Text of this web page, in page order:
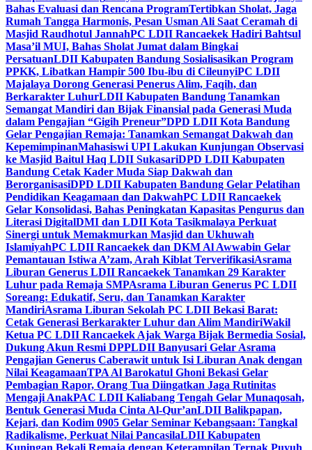
Bahas Evaluasi dan Rencana ProgramTertibkan Sholat, Jaga
Rumah Tangga Harmonis, Pesan Usman Ali Saat Ceramah di
Masjid Raudhotul JannahPC LDII Rancaekek Hadiri Bahtsul
Masa’il MUI, Bahas Sholat Jumat dalam Bingkai
PersatuanLDII Kabupaten Bandung Sosialisasikan Program
PPKK, Libatkan Hampir 500 Ibu-ibu di CileunyiPC LDII
Majalaya Dorong Generasi Penerus Alim, Faqih, dan
Berkarakter LuhurLDII Kabupaten Bandung Tanamkan
Semangat Mandiri dan Bijak Finansial pada Generasi Muda
dalam Pengajian “Gigih Preneur”DPD LDII Kota Bandung
Gelar Pengajian Remaja: Tanamkan Semangat Dakwah dan
KepemimpinanMahasiswi UPI Lakukan Kunjungan Observasi
ke Masjid Baitul Haq LDII SukasariDPD LDII Kabupaten
Bandung Cetak Kader Muda Siap Dakwah dan
BerorganisasiDPD LDII Kabupaten Bandung Gelar Pelatihan
Pendidikan Keagamaan dan DakwahPC LDII Rancaekek
Gelar Konsolidasi, Bahas Peningkatan Kapasitas Pengurus dan
Literasi DigitalDMI dan LDII Kota Tasikmalaya Perkuat
Sinergi untuk Memakmurkan Masjid dan Ukhuwah
IslamiyahPC LDII Rancaekek dan DKM Al Awwabin Gelar
Pemantauan Istiwa A’zam, Arah Kiblat TerverifikasiAsrama
Liburan Generus LDII Rancaekek Tanamkan 29 Karakter
Luhur pada Remaja SMPAsrama Liburan Generus PC LDII
Soreang: Edukatif, Seru, dan Tanamkan Karakter
MandiriAsrama Liburan Sekolah PC LDII Bekasi Barat:
Cetak Generasi Berkarakter Luhur dan Alim MandiriWakil
Ketua PC LDII Rancaekek Ajak Warga Bijak Bermedia Sosial,
Dukung Akun Resmi DPPLDII Banyusari Gelar Asrama
Pengajian Generus Caberawit untuk Isi Liburan Anak dengan
Nilai KeagamaanTPA Al Barokatul Ghoni Bekasi Gelar
Pembagian Rapor, Orang Tua Diingatkan Jaga Rutinitas
Mengaji AnakPAC LDII Kaliabang Tengah Gelar Munaqosah,
Bentuk Generasi Muda Cinta Al-Qur’anLDII Balikpapan,
Kejari, dan Kodim 0905 Gelar Seminar Kebangsaan: Tangkal
Radikalisme, Perkuat Nilai PancasilaLDII Kabupaten